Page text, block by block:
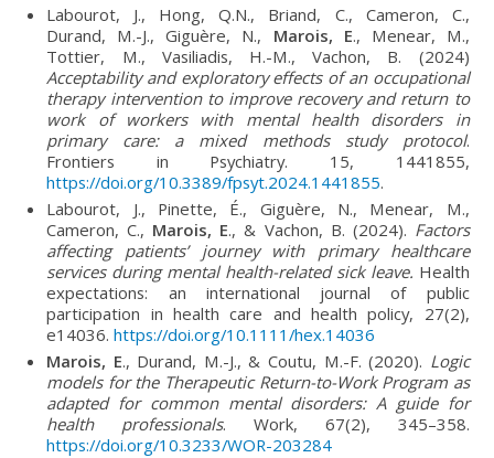
Labourot, J., Hong, Q.N., Briand, C., Cameron, C.,
Durand, M.-J., Giguère, N., Marois, E., Menear, M.,
Tottier, M., Vasiliadis, H.-M., Vachon, B. (2024)
Acceptability and exploratory effects of an occupational
therapy intervention to improve recovery and return to
work of workers with mental health disorders in
primary care: a mixed methods study protocol.
Frontiers in Psychiatry. 15, 1441855,
https://doi.org/10.3389/fpsyt.2024.1441855.
Labourot, J., Pinette, É., Giguère, N., Menear, M.,
Cameron, C., Marois, E., & Vachon, B. (2024). Factors
affecting patients’ journey with primary healthcare
services during mental health-related sick leave. Health
expectations: an international journal of public
participation in health care and health policy, 27(2),
e14036.https://doi.org/10.1111/hex.14036
Marois, E., Durand, M.-J., & Coutu, M.-F. (2020). Logic
models for the Therapeutic Return-to-Work Program as
adapted for common mental disorders: A guide for
health professionals. Work, 67(2), 345–358.
https://doi.org/10.3233/WOR-203284